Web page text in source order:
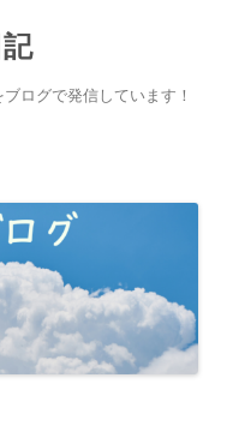
記
ログで発信しています！
へ
ス
ッ